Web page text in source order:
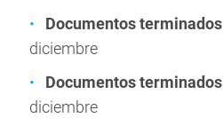
Documentos
diciembre
Documentos
diciembre